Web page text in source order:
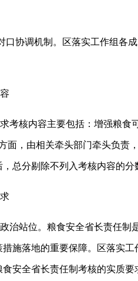
口协调机制。区落实工作组各
考核内容主要包括：增强粮食
面，由相关牵头部门牵头负责
总分剔除不列入考核内容的
政治站位。粮食安全省长责任
施落地的重要保障。区落实
安全省长责任制考核的实质